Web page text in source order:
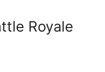
Royale